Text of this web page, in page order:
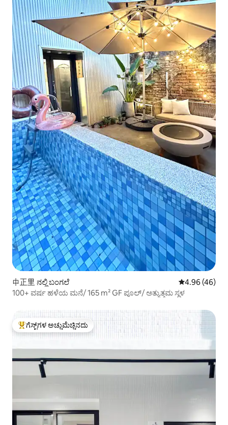
中正里 ನಲ್ಲಿ ಬಂಗಲೆ 5 ರಲ್ಲಿ 4.96
4.96 (46)
100+ ವರ್ಷ ಹಳೆಯ ಮನೆ/ 165 m² GF ಪೂಲ್/ ಅತ್ಯುತ್ತಮ ಸ್ಥಳ
ಗೆಸ್ಟ್‌ಗಳಿಗೆ ಅತಿ ಹೆಚ್ಚು ಅಚ್ಚುಮೆಚ್ಚಿನದು
ಗೆಸ್ಟ್‌ಗಳ ಅಚ್ಚುಮೆಚ್ಚಿನದು